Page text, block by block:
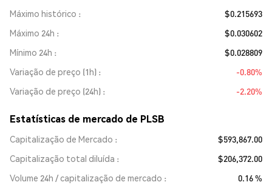
Máximo histórico
$0.215693
Máximo 24h
$0.030602
Mínimo 24h
$0.028809
Variação de preço (1h)
-0.80%
Variação de preço (24h)
-2.20%
Estatísticas de mercado de PLSB
Capitalização de Mercado
$593,867.00
Capitalização total diluída
$206,372.00
Volume 24h / capitalização de mercado
0.16 %